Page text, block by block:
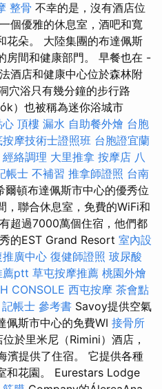
整骨 不幸的是，沒有酒店位
個優雅的休息室，酒吧和寬
花朵。 大陸集團的布達佩斯
房間和健康部門。 早餐也在 -
酒店和健康中心位於森林附
穴浴只有幾分鐘的步行路
）也被稱為迷你浴城市
心 頂樓 漏水 自助餐外燴 台胞
按摩技術士證照班 台胞證宜蘭
經絡調理 大里推拿 按摩店 八
帳士 不補習 推拿師證照 台南
爾頓布達佩斯市中心的優秀位
，聯合休息室，免費的WiFi和
超過7000萬個住宿，他們都
的EST Grand Resort 室內設
廣中心 復健師證照 玻尿酸
薦ptt 草屯按摩推薦 桃園外燴
CONSOLE 西屯按摩 茶會點
記帳士 參考書 Savoy提供空氣
佩斯市中心的免費WI 接骨所
於里米尼（Rimini）酒店，
濱提供了住宿。 它提供各種
和花園。 Eurestars Lodge